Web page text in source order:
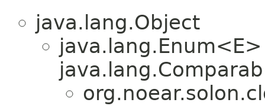
java.lang.Object